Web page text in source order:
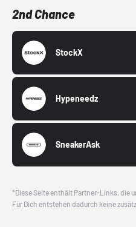
2nd Chance
StockX
Hypeneedz
SneakerAsk
*Diese Seite enthält Partner-Links, die
Für Dich entstehen dadurch keine